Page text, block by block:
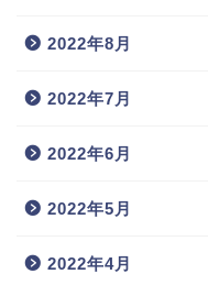
2022年8月
2022年7月
2022年6月
2022年5月
2022年4月